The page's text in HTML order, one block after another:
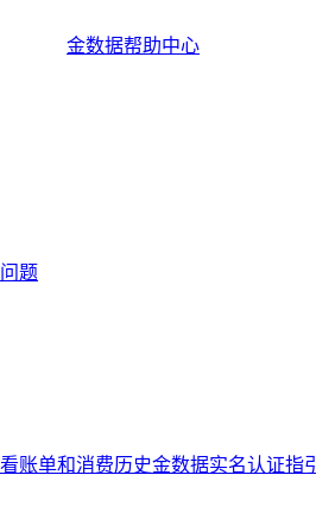
金数据帮助中心
题
账单和消费历史金数据实名认证指引